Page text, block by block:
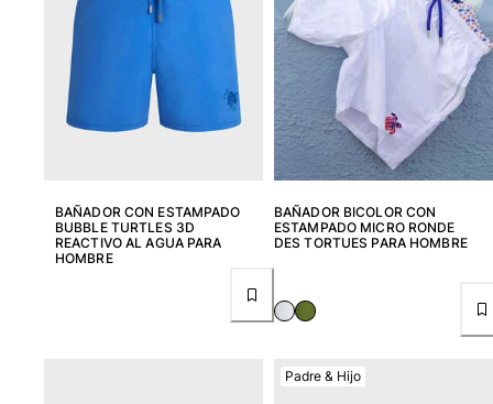
Partes de abajo
Rashguards
Vestidos
Polos
BAÑADOR CON ESTAMPADO
BUBBLE TURTLES 3D
REACTIVO AL AGUA PARA
HOMBRE
BAÑADOR BICOLOR CON
ESTAMPADO MICRO RONDE
DES TORTUES PARA HOMBRE
Padre & Hijo